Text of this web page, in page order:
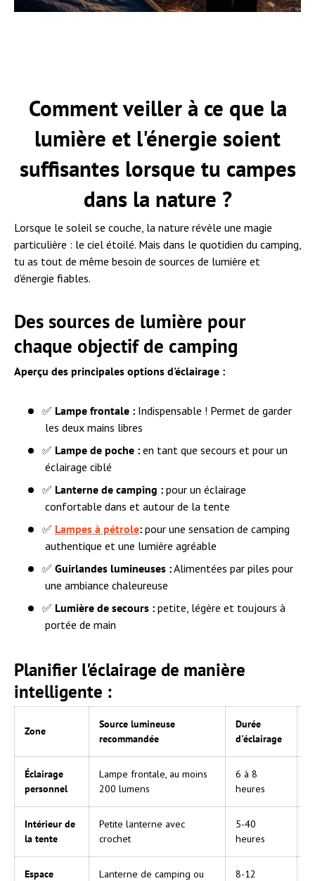
Comment veiller à ce que la
lumière et l'énergie soient
suffisantes lorsque tu campes
dans la nature ?
Lorsque le soleil se couche, la nature révèle une magie
particulière : le ciel étoilé. Mais dans le quotidien du camping,
tu as tout de même besoin de sources de lumière et
d'énergie fiables.
Des sources de lumière pour
chaque objectif de camping
Aperçu des principales options d'éclairage :
✅ Lampe frontale : Indispensable ! Permet de garder
les deux mains libres
✅ Lampe de poche : en tant que secours et pour un
éclairage ciblé
✅ Lanterne de camping : pour un éclairage
confortable dans et autour de la tente
✅ Lampes à pétrole: pour une sensation de camping
authentique et une lumière agréable
✅ Guirlandes lumineuses :Alimentées par piles pour
une ambiance chaleureuse
✅ Lumière de secours : petite, légère et toujours à
portée de main
Planifier l'éclairage de manière
intelligente :
Zone
Source lumineuse
recommandée
Durée
d'éclairage
Éclairage
personnel
Lampe frontale, au moins
200 lumens
6 à 8
heures
Intérieur de
la tente
Petite lanterne avec
crochet
5-40
heures
Espace
Lanterne de camping ou
8-12